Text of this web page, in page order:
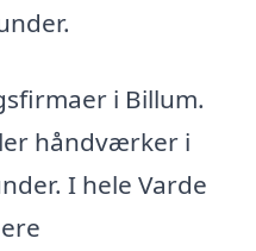
i Billum.
håndværker i
I hele Varde